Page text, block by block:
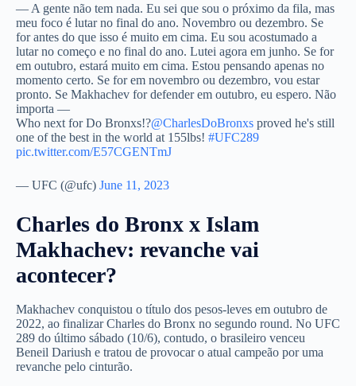
— A gente não tem nada. Eu sei que sou o próximo da fila, mas
meu foco é lutar no final do ano. Novembro ou dezembro. Se
for antes do que isso é muito em cima. Eu sou acostumado a
lutar no começo e no final do ano. Lutei agora em junho. Se for
em outubro, estará muito em cima. Estou pensando apenas no
momento certo. Se for em novembro ou dezembro, vou estar
pronto. Se Makhachev for defender em outubro, eu espero. Não
importa —
Who next for Do Bronxs!?@CharlesDoBronxs proved he's still
one of the best in the world at 155lbs! #UFC289
pic.twitter.com/E57CGENTmJ
— UFC (@ufc) June 11, 2023
Charles do Bronx x Islam
Makhachev: revanche vai
acontecer?
Makhachev conquistou o título dos pesos-leves em outubro de
2022, ao finalizar Charles do Bronx no segundo round. No UFC
289 do último sábado (10/6), contudo, o brasileiro venceu
Beneil Dariush e tratou de provocar o atual campeão por uma
revanche pelo cinturão.